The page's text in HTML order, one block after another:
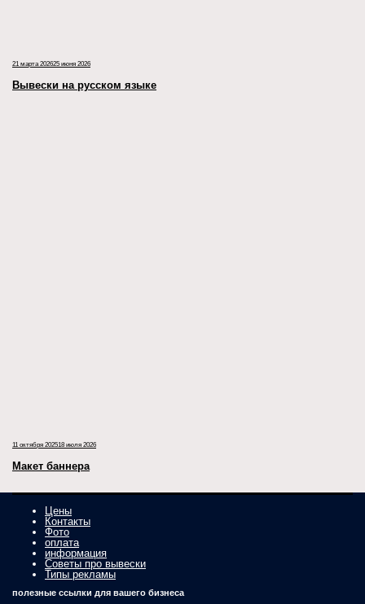
21 марта 202625 июня 2026
Вывески на русском языке
11 октября 202518 июля 2026
Макет баннера
Цены
Контакты
Фото
оплата
информация
Советы про вывески
Типы рекламы
полезные ссылки для вашего бизнеса